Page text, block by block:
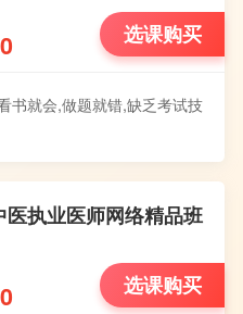
选课购买
书就会,做题就错,缺乏考试技
医执业医师网络精品班
选课购买